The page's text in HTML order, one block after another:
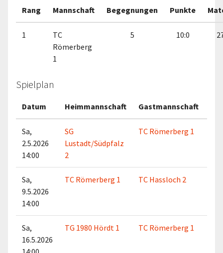
Rang Mannschaft Begegnungen Punkte
1
TC
Römerberg
1
5 10:0
Spielplan
Datum Heimmannschaft Gastmannschaft
Sa,
2.5.2026
14:00
SG
Lustadt/Südpfalz
2
TC Römerberg 1
Sa,
9.5.2026
14:00
TC Römerberg 1 TC Hassloch 2
Sa,
16.5.2026
TG 1980 Hördt 1 TC Römerberg 1